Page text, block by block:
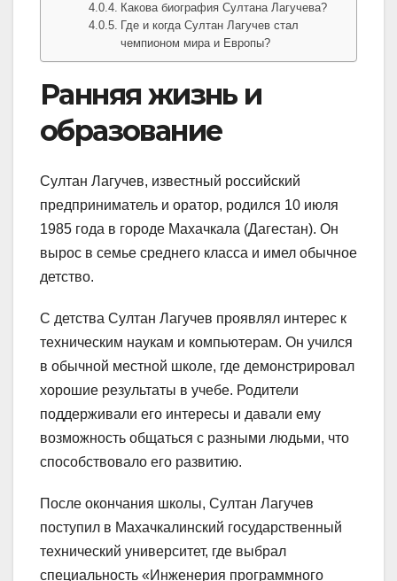
Какова биография Султана Лагучева?
Где и когда Султан Лагучев стал
чемпионом мира и Европы?
Ранняя жизнь и
образование
Султан Лагучев, известный российский
предприниматель и оратор, родился 10 июля
1985 года в городе Махачкала (Дагестан). Он
вырос в семье среднего класса и имел обычное
детство.
С детства Султан Лагучев проявлял интерес к
техническим наукам и компьютерам. Он учился
в обычной местной школе, где демонстрировал
хорошие результаты в учебе. Родители
поддерживали его интересы и давали ему
возможность общаться с разными людьми, что
способствовало его развитию.
После окончания школы, Султан Лагучев
поступил в Махачкалинский государственный
технический университет, где выбрал
специальность «Инженерия программного